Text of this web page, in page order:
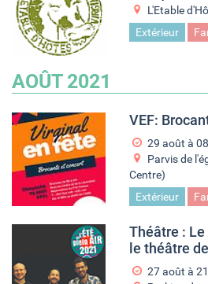
L'Etable
Extérieur
AOÛT 2021
VEF:
29 août à 08
Parvis de
Centre)
Extérieur
Théâtre :
le théâtre
27 août à 21